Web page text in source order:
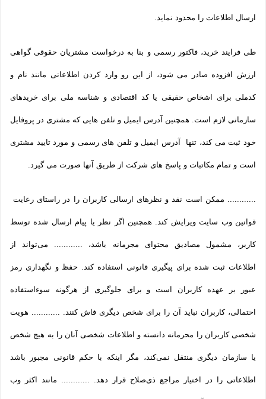
ارسال اطلاعات را محدود نماید.
طی فرایند خرید، فاکتور رسمی و بنا به درخواست مشتریان حقوقی گواهی
ارزش افزوده صادر می شود، از این رو وارد کردن اطلاعاتی مانند نام و
کدملی برای اشخاص حقیقی یا کد اقتصادی و شناسه ملی برای خریدهای
سازمانی لازم است. همچنین آدرس ایمیل و تلفن هایی که مشتری در پروفایل
خود ثبت می­ کند، تنها آدرس ایمیل و تلفن­ های رسمی و مورد تایید مشتری
است و تمام مکاتبات و پاسخ های شرکت از طریق آنها صورت می گیرد.
............ ممکن است نقد و نظرهای ارسالی کاربران را در راستای رعایت
قوانین وب سایت ویرایش کند. همچنین اگر نظر یا پیام ارسال شده توسط
کاربر، مشمول مصادیق محتوای مجرمانه باشد، ............ می‌تواند از
اطلاعات ثبت شده برای پیگیری قانونی استفاده کند. حفظ و نگهداری رمز
عبور بر عهده کاربران است و برای جلوگیری از هرگونه سوءاستفاده
احتمالی، کاربران نباید آن را برای شخص دیگری فاش کنند. ............ هویت
شخصی کاربران را محرمانه دانسته و اطلاعات شخصی آنان را به هیچ شخص
یا سازمان دیگری منتقل نمی‌کند، مگر اینکه با حکم قانونی مجبور باشد
اطلاعاتی را در اختیار مراجع ذی‌صلاح قرار دهد. ............ مانند اکثر وب